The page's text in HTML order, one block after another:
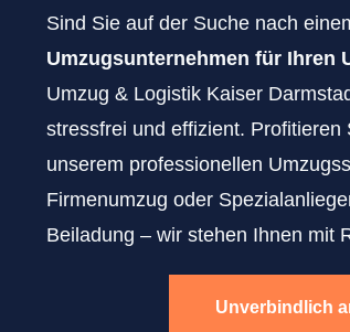
Sind Sie auf der Suche nach
Umzugsunternehmen für Ihren
Umzug & Logistik Kaiser
stressfrei und effizient.
unserem professionellen
Firmenumzug oder
Beiladung – wir stehen Ihnen mit
Unverbindlich